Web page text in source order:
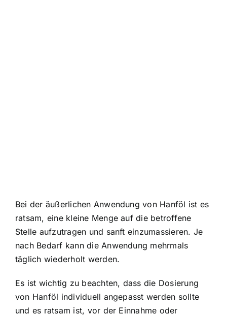
Bei der äußerlichen Anwendung von Hanföl ist es
ratsam, eine kleine Menge auf die betroffene
Stelle aufzutragen und sanft einzumassieren. Je
nach Bedarf kann die Anwendung mehrmals
täglich wiederholt werden.
Es ist wichtig zu beachten, dass die Dosierung
von Hanföl individuell angepasst werden sollte
und es ratsam ist, vor der Einnahme oder